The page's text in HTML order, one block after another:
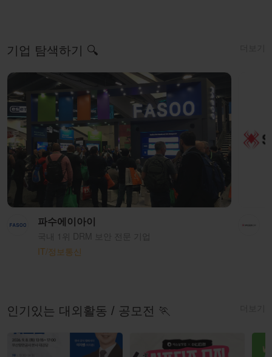
기업 탐색하기 🔍
파수에이아이
국내 1위 DRM 보안 전문 기업
IT/정보통신
인기있는 대외활동 / 공모전 🏃